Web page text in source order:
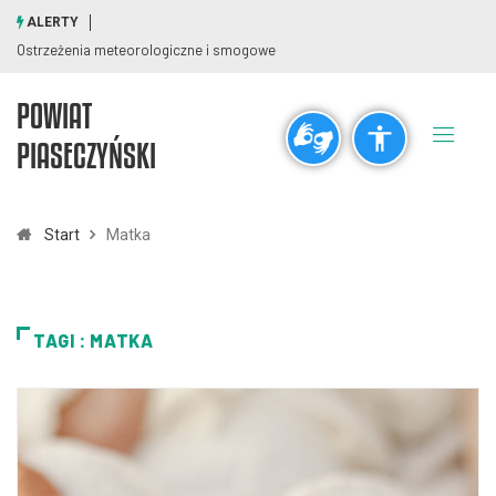
visibility_off title
Pomniejsz
add_circle_outline
ALERTY
Ostrzeżenia meteorologiczne i smogowe
POWIAT
PIASECZYŃSKI
Start Matka
TAGI : MATKA